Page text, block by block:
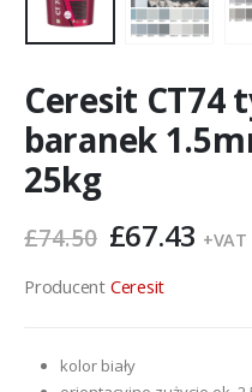
Ceresit CT74
baranek
25kg
£74.50 Pierwotna
wynosiła:
£67.43 +VAT
Producent Ceresit
kolor biały